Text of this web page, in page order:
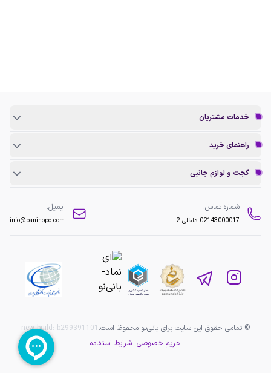
خدمات مشتریان
راهنمای خرید
گجت و لوازم جانبی
شماره تماس:
02143000017 داخلی 2
ایمیل:
info@baninopc.com
© تمامی حقوق این سایت برای بانی‌نو محفوظ است. new build: b299391101
حریم خصوصی شرایط استفاده